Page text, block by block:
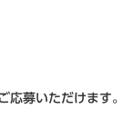
応募いただけます。